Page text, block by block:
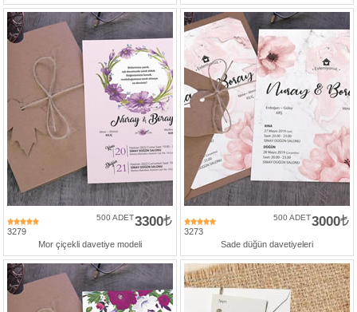
3279
3300
500 ADET
Mor çiçekli davetiye modeli
3273
3000
500 ADET
Sade düğün davetiyeleri